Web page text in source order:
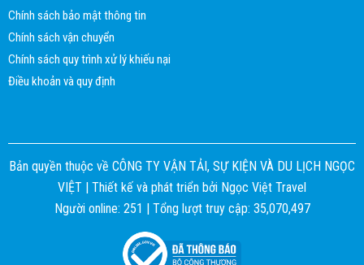
Chính sách bảo mật thông tin
Chính sách vận chuyển
Chính sách quy trình xử lý khiếu nại
Điều khoản và quy định
Bản quyền thuộc về CÔNG TY VẬN TẢI, SỰ KIỆN VÀ DU LỊCH NGỌC
VIỆT | Thiết kế và phát triển bởi Ngọc Việt Travel
Người online: 251 | Tổng lượt truy cập: 35,070,497